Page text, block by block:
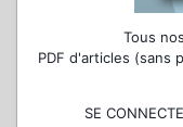
Tous
PDF d'articles (sans
SE